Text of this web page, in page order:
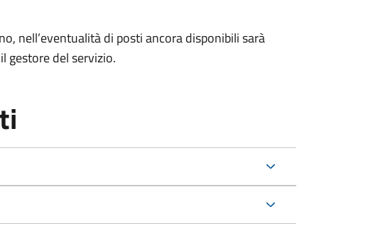
nell’eventualità di posti ancora disponibili sarà
gestore del servizio.